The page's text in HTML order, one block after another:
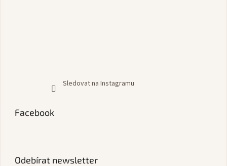
Sledovat na Instagramu
Facebook
Odebírat newsletter